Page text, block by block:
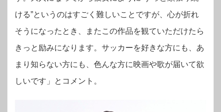
ける”というのはすごく難しいことですが、心が折れ
そうになったとき、またこの作品を観ていただけたら
きっと励みになります。サッカーを好きな方にも、あ
まり知らない方にも、色んな方に映画や歌が届いて欲
しいです」とコメント。